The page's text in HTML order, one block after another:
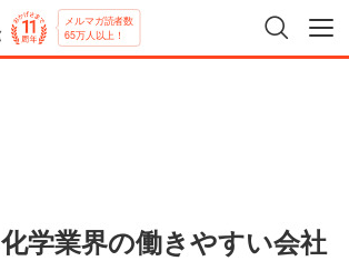
メルマガ読者数
65万人以上！
化学業界の働きやすい会社